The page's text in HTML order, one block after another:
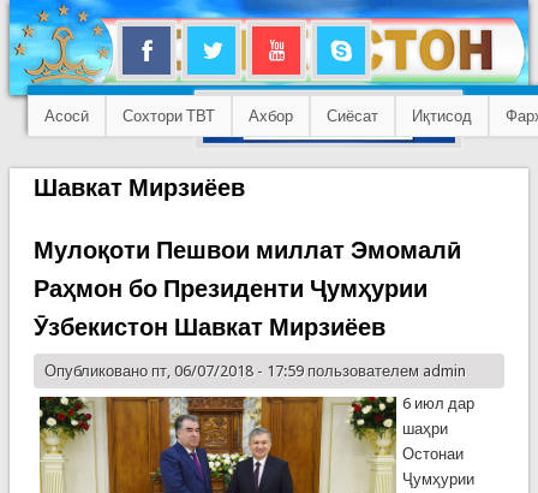
Асосӣ Сохтори ТВТ Ахбор Сиёсат Иқтисод
Шавкат Мирзиёев
Мулоқоти Пешвои миллат Эмомалӣ
Раҳмон бо Президенти Ҷумҳурии
Ӯзбекистон Шавкат Мирзиёев
Опубликовано пт, 06/07/2018 - 17:59 пользователем admin
6 июл дар
шаҳри
Остонаи
Ҷумҳурии